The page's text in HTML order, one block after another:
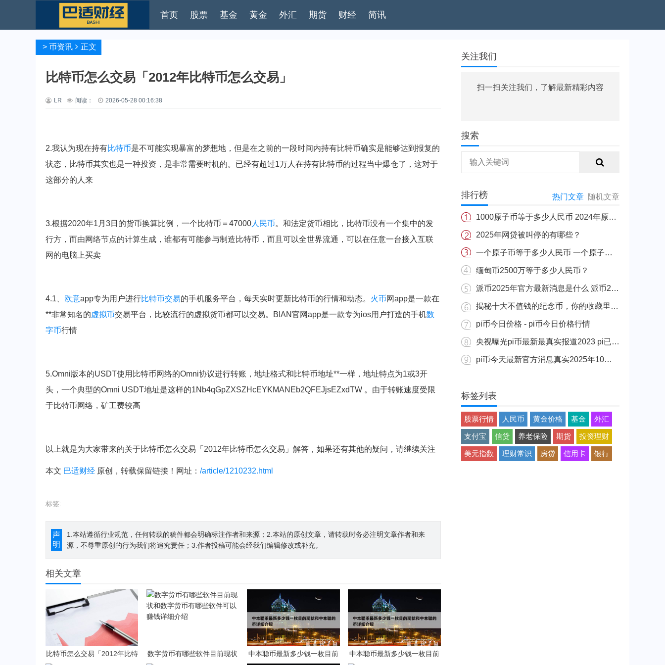
首页 股票 基金 黄金 外汇 期货 财经 简讯
> 币资讯 正文
比特币怎么交易「2012年比特币怎么交易」
LR 阅读： 2026-05-28 00:16:38
2.我认为现在持有比特币是不可能实现暴富的梦想地，但是在之前的一段时间内持有比特币确实是能够达到报复的
状态，比特币其实也是一种投资，是非常需要时机的。已经有超过1万人在持有比特币的过程当中爆仓了，这对于
这部分的人来
3.根据2020年1月3日的货币换算比例，一个比特币＝47000人民币。和法定货币相比，比特币没有一个集中的发
行方，而由网络节点的计算生成，谁都有可能参与制造比特币，而且可以全世界流通，可以在任意一台接入互联
网的电脑上买卖
4.1、 欧意app专为用户进行比特币交易的手机服务平台，每天实时更新比特币的行情和动态。 火币网app是一款在
**非常知名的虚拟币交易平台，比较流行的虚拟货币都可以交易。BIAN官网app是一款专为ios用户打造的手机数
字币行情
5.Omni版本的USDT使用比特币网络的Omni协议进行转账，地址格式和比特币地址**一样，地址特点为1或3开
头，一个典型的Omni USDT地址是这样的1Nb4qGpZXSZHcEYKMANEb2QFEJjsEZxdTW 。由于转账速度受限
于比特币网络，矿工费较高
以上就是为大家带来的关于比特币怎么交易「2012年比特币怎么交易」解答，如果还有其他的疑问，请继续关注
本文 巴适财经 原创，转载保留链接！网址： /article/1210232.html
标签:
声
明
1.本站遵循行业规范，任何转载的稿件都会明确标注作者和来源；2.本站的原创文章，请转载时务必注明文章作者和来
源，不尊重原创的行为我们将追究责任；3.作者投稿可能会经我们编辑修改或补充。
相关文章
比特币怎么交易「2012年比特
数字货币有哪些软件目前现状
中本聪币最新多少钱一枚目前
中本聪币最新多少钱一枚目前
关注我们
扫一扫关注我们，了解最新精彩内容
搜索
排行榜 热门文章 随机文章
1000原子币等于多少人民币 2024年原子币最新价格介绍一览
2025年网贷被叫停的有哪些？
一个原子币等于多少人民币 一个原子币价格介绍
缅甸币2500万等于多少人民币？
派币2025年官方最新消息是什么 派币2025年官方最新消息真实分享
揭秘十大不值钱的纪念币，你的收藏里有吗？
pi币今日价格 - pi币今日价格行情
央视曝光pi币最新最真实报道2023 pi已经成功了是真的吗（假的）
pi币今天最新官方消息真实2025年10月 派币今天最新消息介绍
标签列表
股票行情 人民币 黄金价格 基金 外汇
支付宝 信贷 养老保险 期货 投资理财
美元指数 理财常识 房贷 信用卡 银行